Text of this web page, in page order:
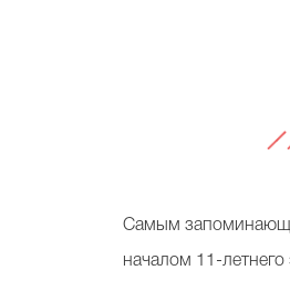
Самым
началом 11-